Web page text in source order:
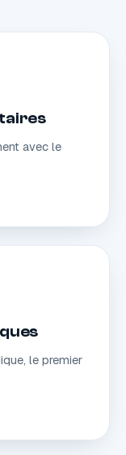
avec le
le premier